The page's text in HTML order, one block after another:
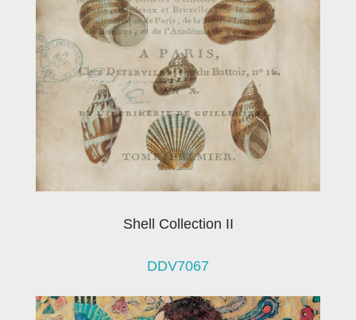
Shell Collection II
DDV7067